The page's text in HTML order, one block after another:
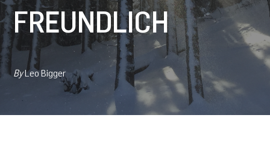
FREUNDLICH
ByLeo Bigger